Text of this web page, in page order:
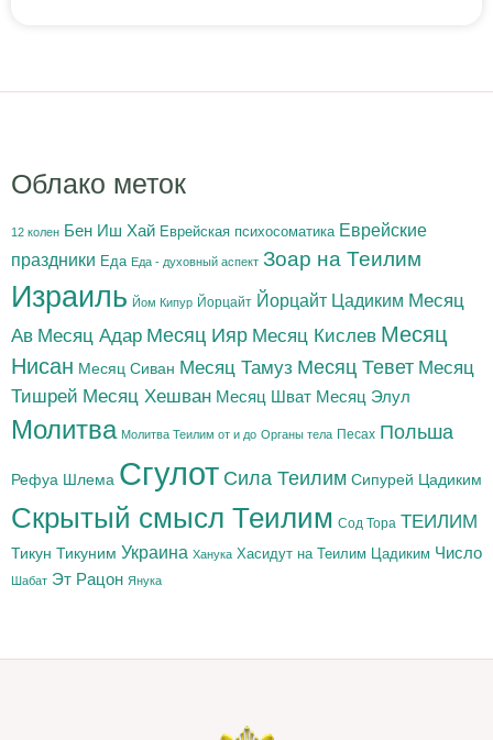
Облако меток
12 колен Бен Иш Хай Еврейская психосоматика Еврейские
праздники Еда Еда - духовный аспект Зоар на Теилим
Израиль Йом Кипур Йорцайт Йорцайт Цадиким Месяц
Ав Месяц Адар Месяц Ияр Месяц Кислев Месяц
Нисан Месяц Сиван Месяц Тамуз Месяц Тевет Месяц
Тишрей Месяц Хешван Месяц Шват Месяц Элул
Молитва Молитва Теилим от и до Органы тела Песах Польша
Рефуа Шлема Сгулот Сила Теилим Сипурей Цадиким
Скрытый смысл Теилим Сод Тора ТЕИЛИМ
Тикун Тикуним Украина Ханука Хасидут на Теилим Цадиким Число
Шабат Эт Рацон Янука